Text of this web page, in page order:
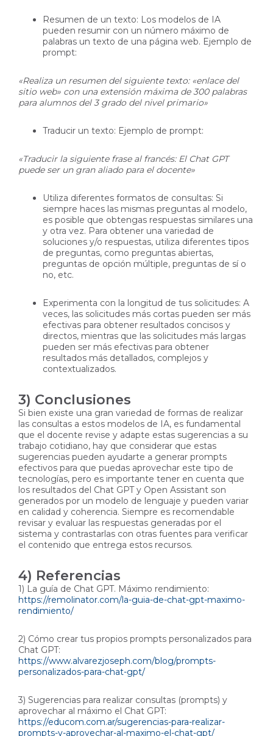
Resumen de un texto: Los modelos de IA
pueden resumir con un número máximo de
palabras un texto de una página web. Ejemplo de
prompt:
«Realiza un resumen del siguiente texto: «enlace del
sitio web» con una extensión máxima de 300 palabras
para alumnos del 3 grado del nivel primario»
Traducir un texto: Ejemplo de prompt:
«Traducir la siguiente frase al francés: El Chat GPT
puede ser un gran aliado para el docente»
Utiliza diferentes formatos de consultas: Si
siempre haces las mismas preguntas al modelo,
es posible que obtengas respuestas similares una
y otra vez. Para obtener una variedad de
soluciones y/o respuestas, utiliza diferentes tipos
de preguntas, como preguntas abiertas,
preguntas de opción múltiple, preguntas de sí o
no, etc.
Experimenta con la longitud de tus solicitudes: A
veces, las solicitudes más cortas pueden ser más
efectivas para obtener resultados concisos y
directos, mientras que las solicitudes más largas
pueden ser más efectivas para obtener
resultados más detallados, complejos y
contextualizados.
3) Conclusiones
Si bien existe una gran variedad de formas de realizar
las consultas a estos modelos de IA, es fundamental
que el docente revise y adapte estas sugerencias a su
trabajo cotidiano, hay que considerar que estas
sugerencias pueden ayudarte a generar prompts
efectivos para que puedas aprovechar este tipo de
tecnologías, pero es importante tener en cuenta que
los resultados del Chat GPT y Open Assistant son
generados por un modelo de lenguaje y pueden variar
en calidad y coherencia. Siempre es recomendable
revisar y evaluar las respuestas generadas por el
sistema y contrastarlas con otras fuentes para verificar
el contenido que entrega estos recursos.
4) Referencias
1) La guía de Chat GPT. Máximo rendimiento:
https://remolinator.com/la-guia-de-chat-gpt-maximo-
rendimiento/
2) Cómo crear tus propios prompts personalizados para
Chat GPT:
https://www.alvarezjoseph.com/blog/prompts-
personalizados-para-chat-gpt/
3) Sugerencias para realizar consultas (prompts) y
aprovechar al máximo el Chat GPT:
https://educom.com.ar/sugerencias-para-realizar-
prompts-y-aprovechar-al-maximo-el-chat-gpt/